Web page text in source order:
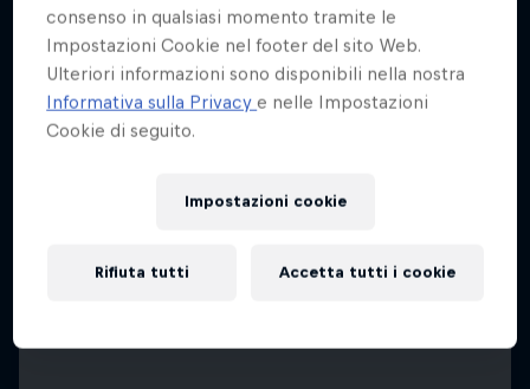
consenso in qualsiasi momento tramite le
Impostazioni Cookie nel footer del sito Web.
Ulteriori informazioni sono disponibili nella nostra
Informativa sulla Privacye nelle Impostazioni
Cookie di seguito.
Impostazioni cookie
Rifiuta tutti Accetta tutti i cookie